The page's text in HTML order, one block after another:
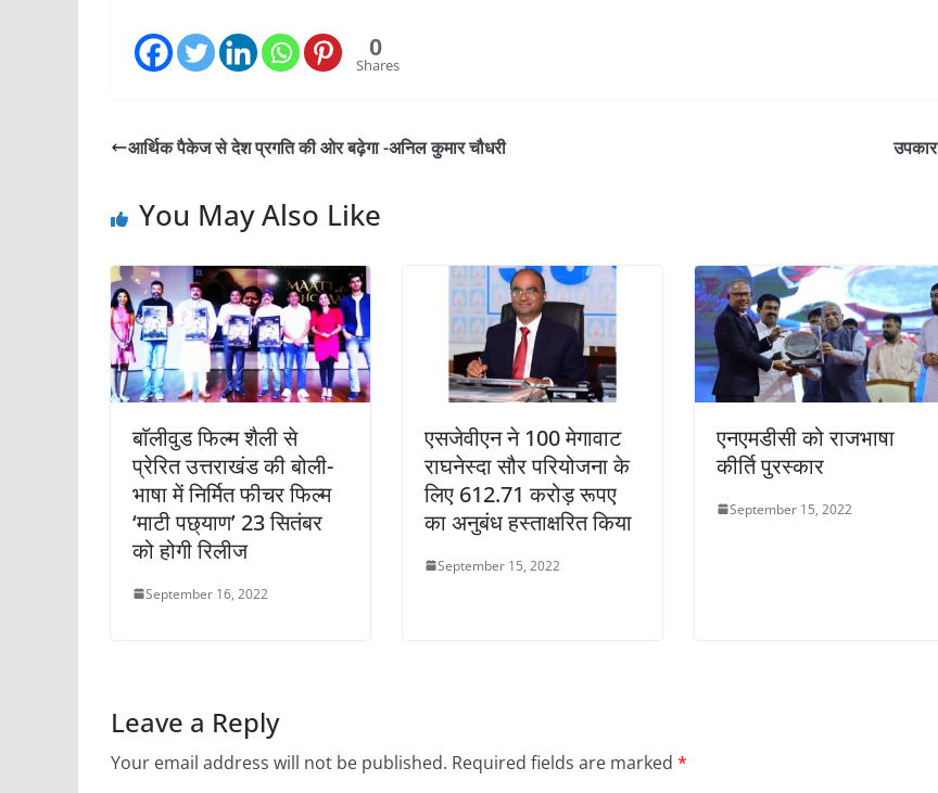
0
Shares
आर्थिक पैकेज से देश प्रगति की ओर बढ़ेगा -अनिल कुमार चौधरी उपकार
You May Also Like
बाॅलीवुड फिल्म शैली से
प्रेरित उत्तराखंड की बोली-
भाषा में निर्मित फीचर फिल्म
‘माटी पछ्याण’ 23 सितंबर
को होगी रिलीज
September 16, 2022
एसजेवीएन ने 100 मेगावाट
राघनेस्दा सौर परियोजना के
लिए 612.71 करोड़ रूपए
का अनुबंध हस्‍ताक्षरित किया
September 15, 2022
एनएमडीसी को राजभाषा
कीर्ति पुरस्कार
September 15, 2022
Leave a Reply
Your email address will not be published. Required fields are marked *